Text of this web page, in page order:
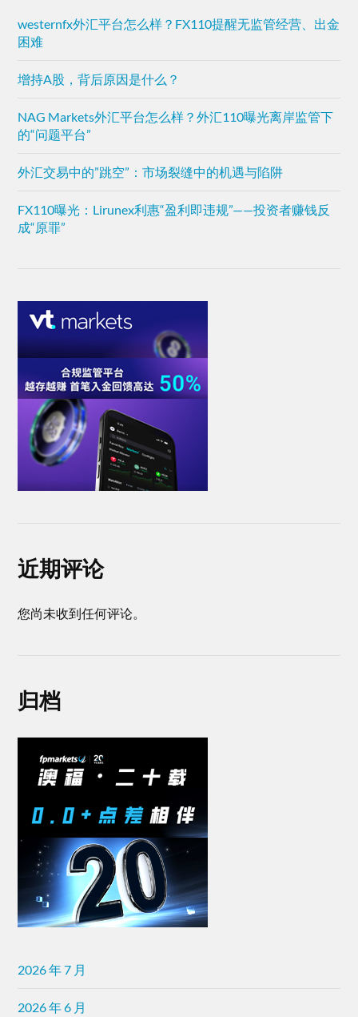
westernfx外汇平台怎么样？FX110提醒无监管经营、出金
困难
增持A股，背后原因是什么？
NAG Markets外汇平台怎么样？外汇110曝光离岸监管下
的“问题平台”
外汇交易中的”跳空”：市场裂缝中的机遇与陷阱
FX110曝光：Lirunex利惠“盈利即违规”——投资者赚钱反
成“原罪”
近期评论
您尚未收到任何评论。
归档
2026 年 7 月
2026 年 6 月